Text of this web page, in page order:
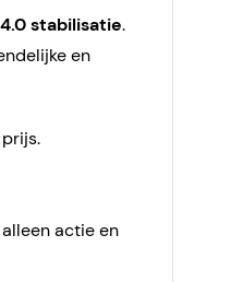
stabilisatie.
en
actie en